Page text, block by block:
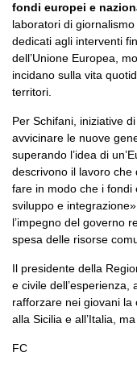
fondi europei e
laboratori di
dedicati agli interventi
dell’Unione Europea,
incidano sulla vita
territori.
Per Schifani, iniziative
avvicinare le nuove
superando l’idea di
descrivono il lavoro
fare in modo che i fondi
sviluppo e
l’impegno del governo
spesa delle risorse
Il presidente della
e civile dell’esperienza,
rafforzare nei giovani
alla Sicilia e all’Italia,
FC